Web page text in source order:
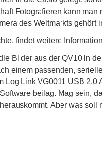
Fotografieren kann
des Weltmarkts gehört
findet weitere
Bilder aus der QV10 in
einem passenden,
LogiLink VG0011 USB
beilag. Mag sein,
Aber was